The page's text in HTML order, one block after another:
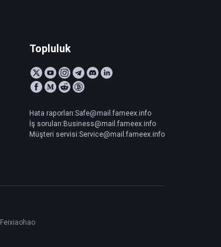
Topluluk
Hata raporları:Safe@mail.fameex.info
İş soruları:Business@mail.fameex.info
Müşteri servisi:Service@mail.fameex.info
Feixiaohao